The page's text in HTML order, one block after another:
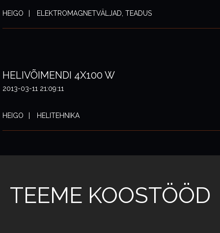
HEIGO ELEKTROMAGNETVÄLJAD, TEADUS
HELIVÕIMENDI 4X100 W
2013-03-11 21:09:11
HEIGO HELITEHNIKA
TEEME KOOSTÖÖD